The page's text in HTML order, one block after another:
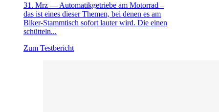
31. Mrz — Automatikgetriebe am Motorrad –
das ist eines dieser Themen, bei denen es am
Biker-Stammtisch sofort lauter wird. Die einen
schütteln...
Zum Testbericht